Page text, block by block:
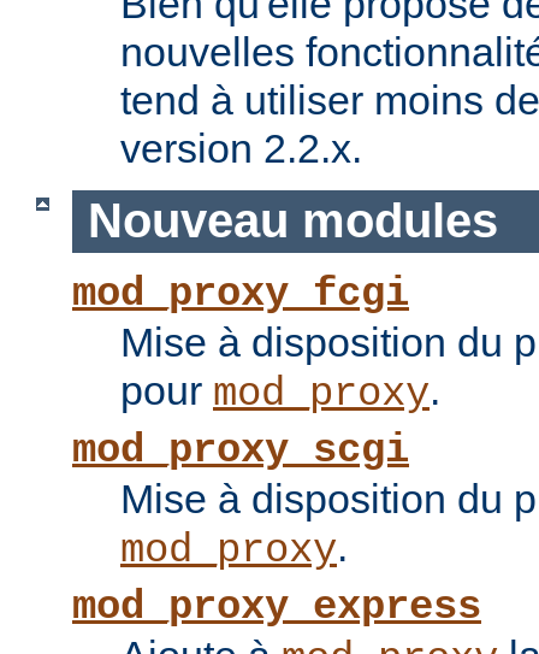
nouvelles
tend à utiliser moins
version 2.2.x.
Nouveau modules
mod_proxy_fcgi
Mise à disposition du
pour mod_proxy.
mod_proxy_scgi
Mise à disposition du
mod_proxy.
mod_proxy_express